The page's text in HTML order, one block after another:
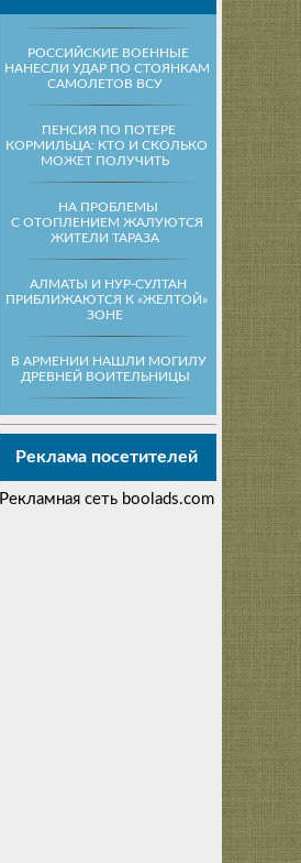
РОССИЙСКИЕ ВОЕННЫЕ
НАНЕСЛИ УДАР ПО СТОЯНКАМ
САМОЛЕТОВ ВСУ
ПЕНСИЯ ПО ПОТЕРЕ
КОРМИЛЬЦА: КТО И СКОЛЬКО
МОЖЕТ ПОЛУЧИТЬ
НА ПРОБЛЕМЫ
С ОТОПЛЕНИЕМ ЖАЛУЮТСЯ
ЖИТЕЛИ ТАРАЗА
АЛМАТЫ И НУР-СУЛТАН
ПРИБЛИЖАЮТСЯ К «ЖЕЛТОЙ»
ЗОНЕ
В АРМЕНИИ НАШЛИ МОГИЛУ
ДРЕВНЕЙ ВОИТЕЛЬНИЦЫ
Реклама посетителей
Рекламная сеть boolads.com